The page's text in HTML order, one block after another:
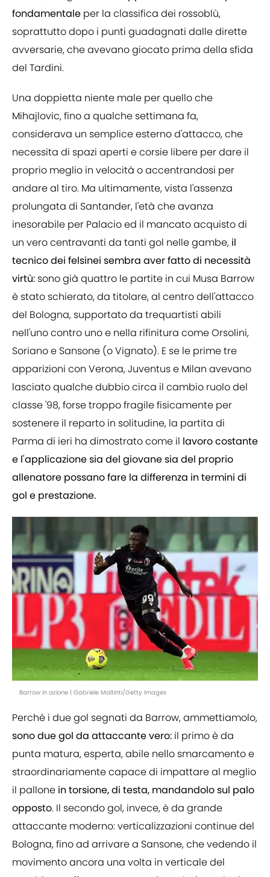
fondamentale per la classifica dei rossoblù,
soprattutto dopo i punti guadagnati dalle dirette
avversarie, che avevano giocato prima della sfida
del Tardini.
Una doppietta niente male per quello che
Mihajlovic, fino a qualche settimana fa,
considerava un semplice esterno d'attacco, che
necessita di spazi aperti e corsie libere per dare il
proprio meglio in velocità o accentrandosi per
andare al tiro. Ma ultimamente, vista l'assenza
prolungata di Santander, l'età che avanza
inesorabile per Palacio ed il mancato acquisto di
un vero centravanti da tanti gol nelle gambe, il
tecnico dei felsinei sembra aver fatto di necessità
virtù: sono già quattro le partite in cui Musa Barrow
è stato schierato, da titolare, al centro dell'attacco
del Bologna, supportato da trequartisti abili
nell'uno contro uno e nella rifinitura come Orsolini,
Soriano e Sansone (o Vignato). E se le prime tre
apparizioni con Verona, Juventus e Milan avevano
lasciato qualche dubbio circa il cambio ruolo del
classe '98, forse troppo fragile fisicamente per
sostenere il reparto in solitudine, la partita di
Parma di ieri ha dimostrato come il lavoro costante
e l'applicazione sia del giovane sia del proprio
allenatore possano fare la differenza in termini di
gol e prestazione.
Barrow in azione | Gabriele Maltinti/Getty Images
Perché i due gol segnati da Barrow, ammettiamolo,
sono due gol da attaccante vero: il primo è da
punta matura, esperta, abile nello smarcamento e
straordinariamente capace di impattare al meglio
il pallone in torsione, di testa, mandandolo sul palo
opposto. Il secondo gol, invece, è da grande
attaccante moderno: verticalizzazioni continue del
Bologna, fino ad arrivare a Sansone, che vedendo il
movimento ancora una volta in verticale del